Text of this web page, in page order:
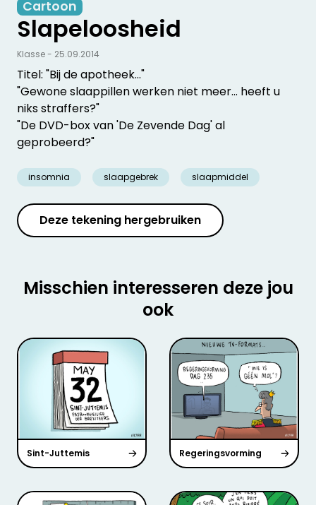
Cartoon
Slapeloosheid
Titel: "Bij de apotheek..."
"Gewone slaappillen werken niet meer... heeft u
niks straffers?"
"De DVD-box van 'De Zevende Dag' al
geprobeerd?"
insomnia slaapgebrek slaapmiddel
Klasse - 25.09.2014
Deze tekening hergebruiken
Misschien interesseren deze jou
ook
Sint-Juttemis Regeringsvorming